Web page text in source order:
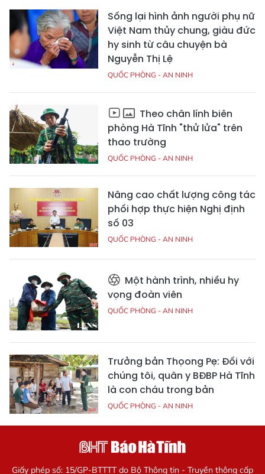
Sống lại hình ảnh người phụ nữ
Việt Nam thủy chung, giàu đức
hy sinh từ câu chuyện bà
Nguyễn Thị Lệ
QUỐC PHÒNG - AN NINH
Theo chân lính biên
phòng Hà Tĩnh "thử lửa" trên
thao trường
QUỐC PHÒNG - AN NINH
Nâng cao chất lượng công tác
phối hợp thực hiện Nghị định
số 03
QUỐC PHÒNG - AN NINH
Một hành trình, nhiều hy
vọng đoàn viên
QUỐC PHÒNG - AN NINH
Trưởng bản Thọong Pẹ: Đối với
chúng tôi, quân y BĐBP Hà Tĩnh
là con cháu trong bản
QUỐC PHÒNG - AN NINH
Giấy phép số: 15/GP-BTTTT do Bộ Thông tin - Truyền thông cấp